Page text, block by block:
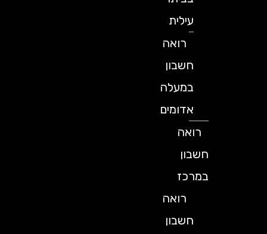
עילית
רואה
חשבון
במעלה
אדומים
רואה
חשבון
במרכז
רואה
חשבון